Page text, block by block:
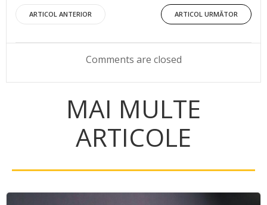
Post
navigation
ARTICOL ANTERIOR
Post
navigation
ARTICOL URMĂTOR
Comments are closed
MAI MULTE
ARTICOLE